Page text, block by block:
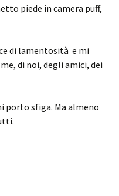
piede in camera puff,
di lamentosità e mi
di noi, degli amici, dei
porto sfiga. Ma almeno